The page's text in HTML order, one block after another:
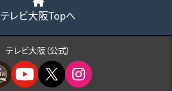
テレビ大阪Topへ
テレビ大阪（公式）